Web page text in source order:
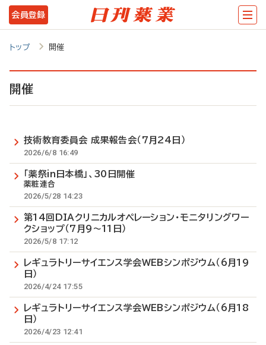
メ
イ
テ
に
会員登録
トップ 開催
開催
技術教育委員会 成果報告会（7月24日）
2026/6/8 16:49
「薬祭in日本橋」、30日開催
薬粧連合
2026/5/28 14:23
第14回DIAクリニカルオペレーション・モニタリングワー
クショップ（7月9～11日）
2026/5/8 17:12
レギュラトリーサイエンス学会WEBシンポジウム（6月19
日）
2026/4/24 17:55
レギュラトリーサイエンス学会WEBシンポジウム（6月18
日）
2026/4/23 12:41